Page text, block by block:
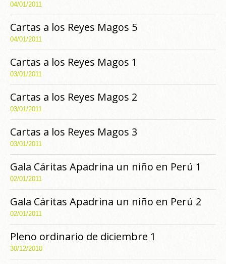
04/01/2011
Cartas a los Reyes Magos 5
04/01/2011
Cartas a los Reyes Magos 1
03/01/2011
Cartas a los Reyes Magos 2
03/01/2011
Cartas a los Reyes Magos 3
03/01/2011
Gala Cáritas Apadrina un niño en Perú 1
02/01/2011
Gala Cáritas Apadrina un niño en Perú 2
02/01/2011
Pleno ordinario de diciembre 1
30/12/2010